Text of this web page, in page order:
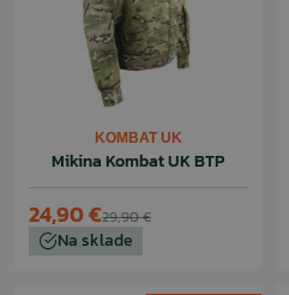
KOMBAT UK
Mikina Kombat UK BTP
29,90 €
24,90 €
Na sklade